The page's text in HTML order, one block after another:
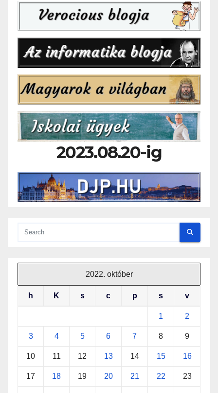
2023.08.20-ig
2022. október
h K s c p s v
1 2
3 4 5 6 7 8 9
10 11 12 13 14 15 16
17 18 19 20 21 22 23